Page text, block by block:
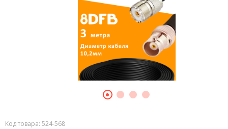
Код товара: 524-568